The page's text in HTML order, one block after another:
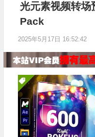
光元素视频转
Pack
2025年5月17日 16:52:42